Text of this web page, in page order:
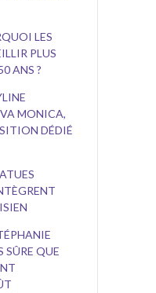
LES
PLUS
ANS ?
MONICA,
DÉDIÉ
SÛRE QUE